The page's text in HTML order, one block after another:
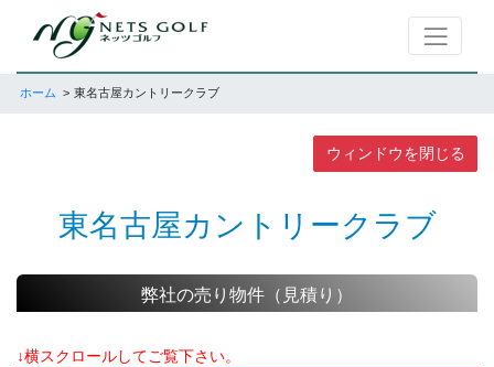
ホーム 東名古屋カントリークラブ
ウィンドウを閉じる
東名古屋カントリークラブ
弊社の売り物件（見積り）
↓横スクロールしてご覧下さい。